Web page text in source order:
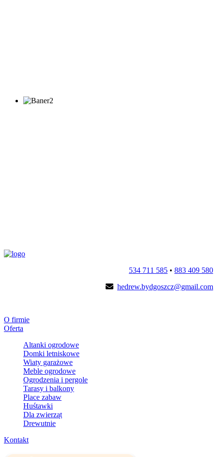
534 711 585 • 883 409 580
hedrew.bydgoszcz@gmail.com
O firmie
Oferta
Altanki ogrodowe
Domki letniskowe
Wiaty garażowe
Meble ogrodowe
Ogrodzenia i pergole
Tarasy i balkony
Place zabaw
Huśtawki
Dla zwierząt
Drewutnie
Kontakt